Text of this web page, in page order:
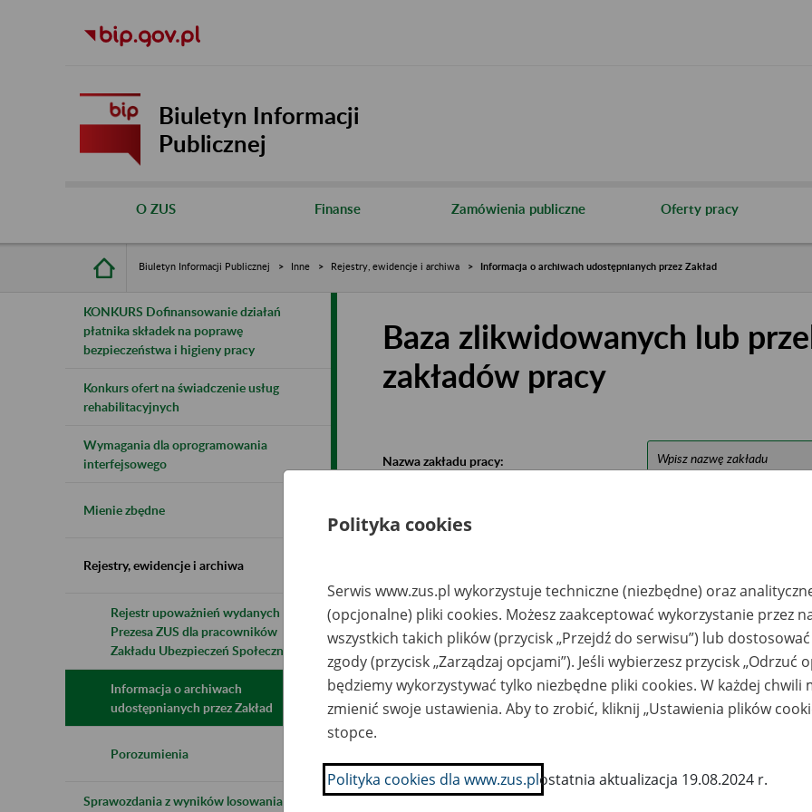
Biuletyn Informacji
Publicznej
O ZUS Finanse Zamówienia publiczne Oferty pracy
Biuletyn Informacji Publicznej Inne Rejestry, ewidencje i archiwa Informacja o archiwach udostępnianych przez Zakład
KONKURS Dofinansowanie działań
płatnika składek na poprawę
bezpieczeństwa i higieny pracy
Konkurs ofert na świadczenie usług
rehabilitacyjnych
Wymagania dla oprogramowania
interfejsowego
Mienie zbędne
Rejestry, ewidencje i archiwa
Rejestr upoważnień wydanych przez
Prezesa ZUS dla pracowników
Zakładu Ubezpieczeń Społecznych
Informacja o archiwach
udostępnianych przez Zakład
Porozumienia
Sprawozdania z wyników losowania do
Baza zlikwidowanych lub
zakładów pracy
Nazwa zakładu pracy:
Nazwa
zlikwidowanego
zakładu pracy
Miejsce
przechowywania
dokumentów
Nr zespołu akt w
archiwum
państwowym
Daty
Lublin
ul. Turystyczna 9 ;
tel./fax 81 748 92 18;
e-mail:
Polityka cookies
Serwis www.zus.pl wykorzystuje techniczne (niezbędne) oraz
(opcjonalne) pliki cookies. Możesz zaakceptować wykorzystanie przez
wszystkich takich plików (przycisk „Przejdź do serwisu”) lub
zgody (przycisk „Zarządzaj opcjami”). Jeśli wybierzesz przycisk „Odrzuć
będziemy wykorzystywać tylko niezbędne pliki cookies. W każdej chwili
zmienić swoje ustawienia. Aby to zrobić, kliknij „Ustawienia plików
stopce.
Polityka cookies dla www.zus.plostatnia aktualizacja 19.08.2024 r.